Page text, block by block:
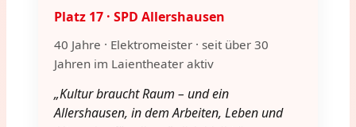
Platz 17 · SPD Allershausen
40 Jahre · Elektromeister · seit über 30
Jahren im Laientheater aktiv
„Kultur braucht Raum – und ein
Allershausen, in dem Arbeiten, Leben und